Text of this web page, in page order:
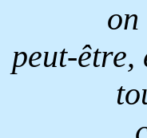
peut-être,